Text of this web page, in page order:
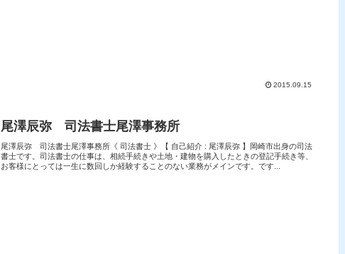
2015.09.15
尾澤辰弥 司法書士尾澤事務所
尾澤辰弥 司法書士尾澤事務所《 司法書士 》【 自己紹介 : 尾澤辰弥 】岡崎市出身の司法
書士です。司法書士の仕事は、相続手続きや土地・建物を購入したときの登記手続き等、
お客様にとっては一生に数回しか経験することのない業務がメインです。です...